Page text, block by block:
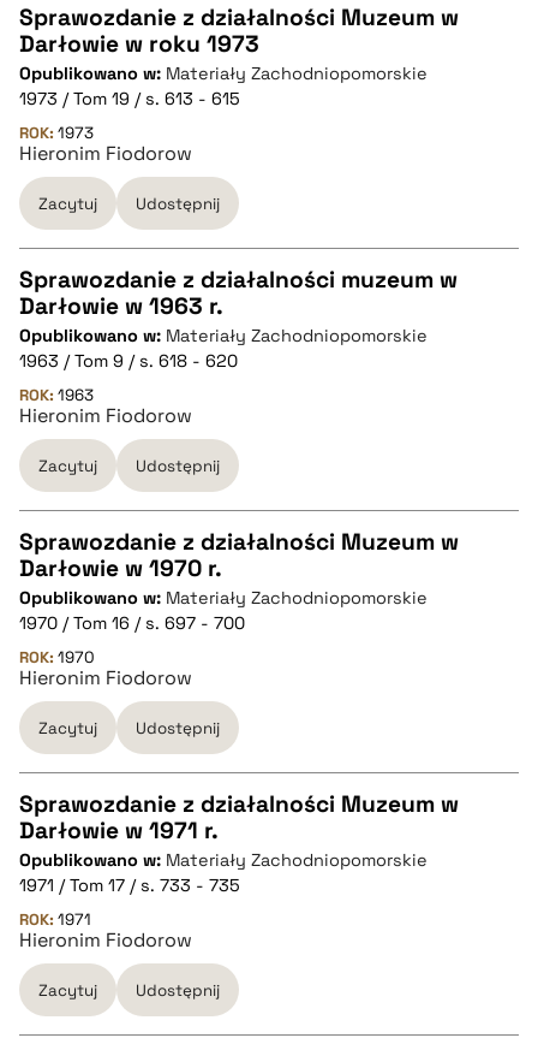
pobierz cytat
CZYSTY TEKST
pobierz cytat
BIBTEX
pobierz cytat
Sprawozdanie z działalności Muzeum w
Darłowie w roku 1973
Opublikowano w: Materiały Zachodniopomorskie
1973 / Tom 19 / s. 613 - 615
ROK: 1973
Hieronim Fiodorow
Zacytuj Udostępnij
CZYSTY TEKST
pobierz cytat
BIBTEX
pobierz cytat
Sprawozdanie z działalności muzeum w
Darłowie w 1963 r.
Opublikowano w: Materiały Zachodniopomorskie
1963 / Tom 9 / s. 618 - 620
ROK: 1963
Hieronim Fiodorow
Zacytuj Udostępnij
CZYSTY TEKST
pobierz cytat
BIBTEX
pobierz cytat
Sprawozdanie z działalności Muzeum w
Darłowie w 1970 r.
Opublikowano w: Materiały Zachodniopomorskie
1970 / Tom 16 / s. 697 - 700
ROK: 1970
Hieronim Fiodorow
Zacytuj Udostępnij
CZYSTY TEKST
pobierz cytat
BIBTEX
Sprawozdanie z działalności Muzeum w
Darłowie w 1971 r.
Opublikowano w: Materiały Zachodniopomorskie
1971 / Tom 17 / s. 733 - 735
ROK: 1971
Hieronim Fiodorow
Zacytuj Udostępnij